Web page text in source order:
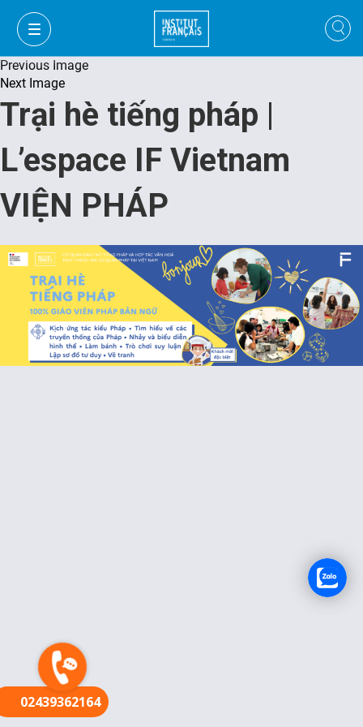
VI
VI
Previous Image
Next Image
Trại hè tiếng pháp |
L’espace IF Vietnam
VIỆN PHÁP
02439362164